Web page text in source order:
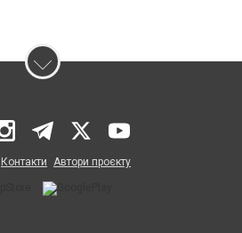
Контакти Автори проєкту